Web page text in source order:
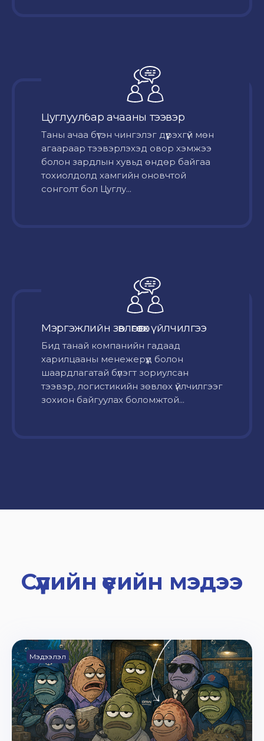
Цуглуулбар ачааны тээвэр
Таны ачаа бүтэн чингэлэг дүүрэхгүй мөн
агаараар тээвэрлэхэд овор хэмжээ
болон зардлын хувьд өндөр байгаа
тохиолдолд хамгийн оновчтой
сонголт бол Цуглу...
Мэргэжлийн зөвлөгөө өгөх үйлчилгээ
Бид танай компанийн гадаад
харилцааны менежерүүд болон
шаардлагатай бүлэгт зориулсан
тээвэр, логистикийн зөвлөх үйлчилгээг
зохион байгуулах боломжтой...
Сүүлийн үеийн мэдээ
Мэдээлэл